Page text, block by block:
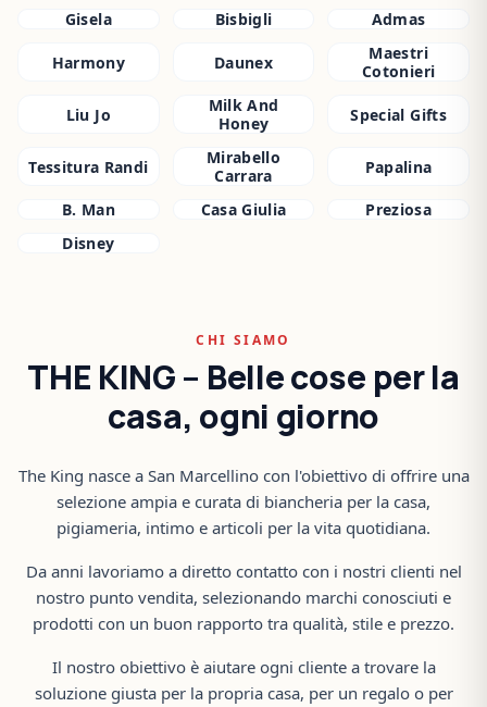
Gisela Bisbigli Admas
Harmony Daunex
Maestri
Cotonieri
Liu Jo
Milk And
Honey
Special Gifts
Tessitura Randi
Mirabello
Carrara
Papalina
B. Man Casa Giulia
Preziosa
Disney
CHI SIAMO
THE KING – Belle cose per la
casa, ogni giorno
The King nasce a San Marcellino con l'obiettivo di offrire una
selezione ampia e curata di biancheria per la casa,
pigiameria, intimo e articoli per la vita quotidiana.
Da anni lavoriamo a diretto contatto con i nostri clienti nel
nostro punto vendita, selezionando marchi conosciuti e
prodotti con un buon rapporto tra qualità, stile e prezzo.
Il nostro obiettivo è aiutare ogni cliente a trovare la
soluzione giusta per la propria casa, per un regalo o per